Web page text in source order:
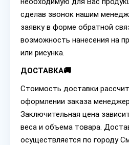
сделав звонок нашим
заявку в форме обратной
возможность нанесения на
или рисунка.
ДОСТАВКА🚚
Стоимость доставки
оформлении заказа
Заключительная цена
веса и объема товара.
осуществляется по городу